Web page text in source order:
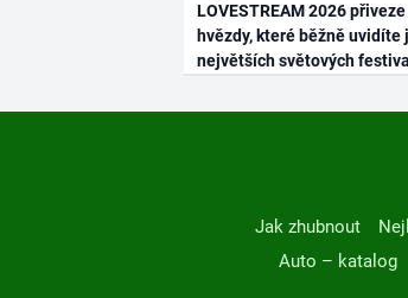
LOVESTREAM 2026 přiveze
hvězdy, které běžně uvidíte
největších světových
Jak zhubnout
Auto – katalog